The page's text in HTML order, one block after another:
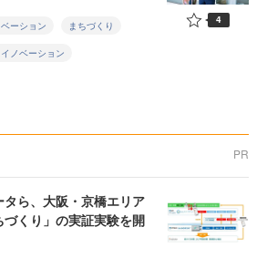
ーション まちづくり
ノベーション
4
PR
ら、大阪・京橋エリア
くり」の実証実験を開